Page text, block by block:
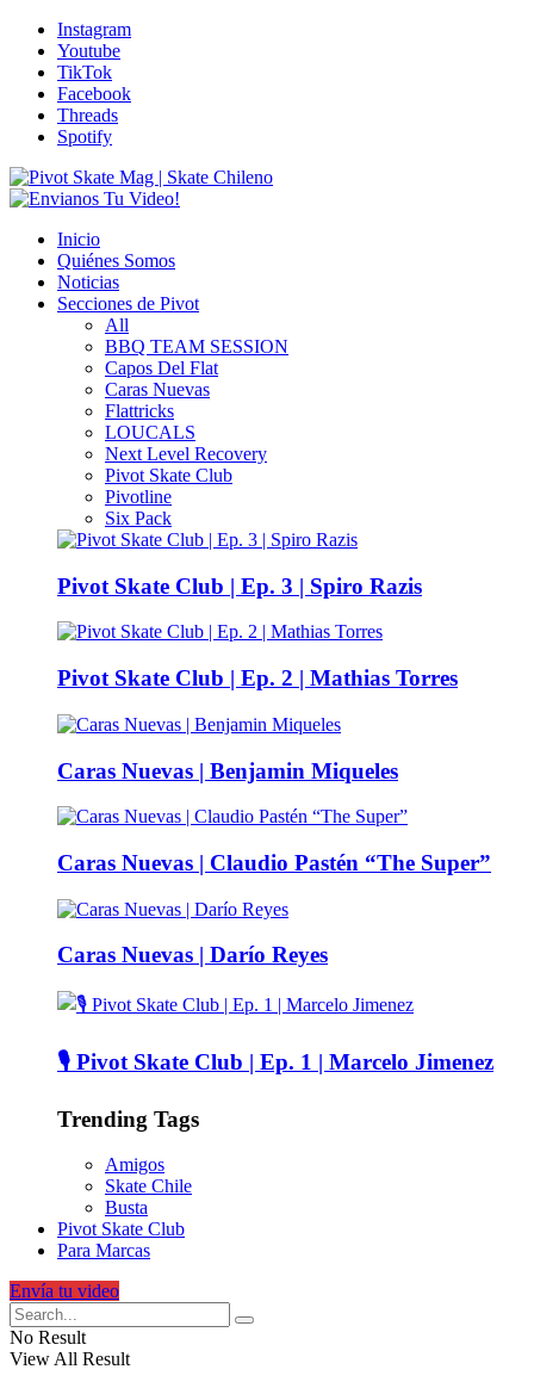
Instagram
Youtube
TikTok
Facebook
Threads
Spotify
Inicio
Quiénes Somos
Noticias
Secciones de Pivot
All
BBQ TEAM SESSION
Capos Del Flat
Caras Nuevas
Flattricks
LOUCALS
Next Level Recovery
Pivot Skate Club
Pivotline
Six Pack
Pivot Skate Club | Ep. 3 | Spiro Razis
Pivot Skate Club | Ep. 2 | Mathias Torres
Caras Nuevas | Benjamin Miqueles
Caras Nuevas | Claudio Pastén “The Super”
Caras Nuevas | Darío Reyes
🎙️ Pivot Skate Club | Ep. 1 | Marcelo Jimenez
Trending Tags
Amigos
Skate Chile
Busta
Pivot Skate Club
Para Marcas
Envía tu video
No Result
View All Result